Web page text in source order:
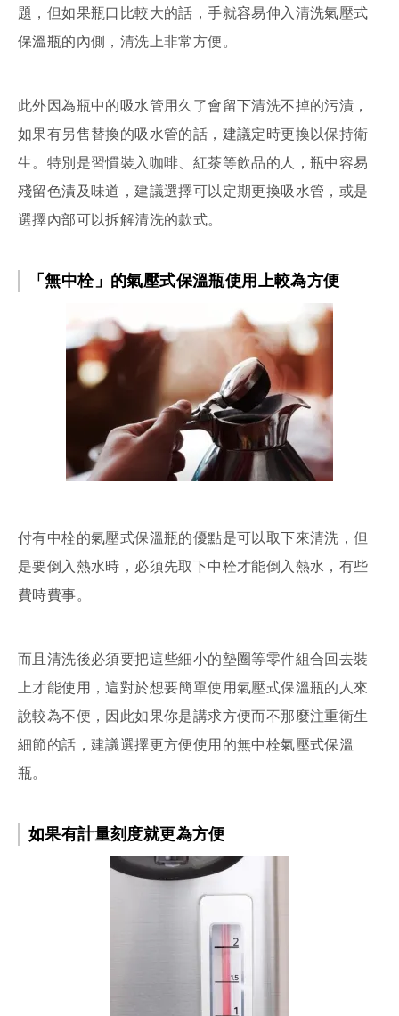
題，但如果瓶口比較大的話，手就容易伸入清洗氣壓式
保溫瓶的內側，清洗上非常方便。
此外因為瓶中的吸水管用久了會留下清洗不掉的污漬，
如果有另售替換的吸水管的話，建議定時更換以保持衛
生。特別是習慣裝入咖啡、紅茶等飲品的人，瓶中容易
殘留色漬及味道，建議選擇可以定期更換吸水管，或是
選擇內部可以拆解清洗的款式。
「無中栓」的氣壓式保溫瓶使用上較為方便
付有中栓的氣壓式保溫瓶的優點是可以取下來清洗，但
是要倒入熱水時，必須先取下中栓才能倒入熱水，有些
費時費事。
而且清洗後必須要把這些細小的墊圈等零件組合回去裝
上才能使用，這對於想要簡單使用氣壓式保溫瓶的人來
說較為不便，因此如果你是講求方便而不那麼注重衛生
細節的話，建議選擇更方便使用的無中栓氣壓式保溫
瓶。
如果有計量刻度就更為方便